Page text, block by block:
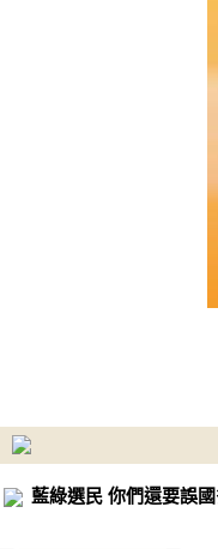
藍綠選民 你們還要誤國